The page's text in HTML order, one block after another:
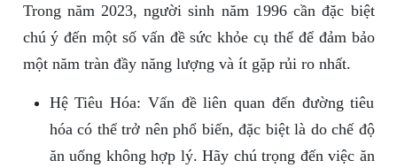
Trong năm 2023, người sinh năm 1996 cần đặc biệt
chú ý đến một số vấn đề sức khỏe cụ thể để đảm bảo
một năm tràn đầy năng lượng và ít gặp rủi ro nhất.
Hệ Tiêu Hóa: Vấn đề liên quan đến đường tiêu
hóa có thể trở nên phổ biến, đặc biệt là do chế độ
ăn uống không hợp lý. Hãy chú trọng đến việc ăn